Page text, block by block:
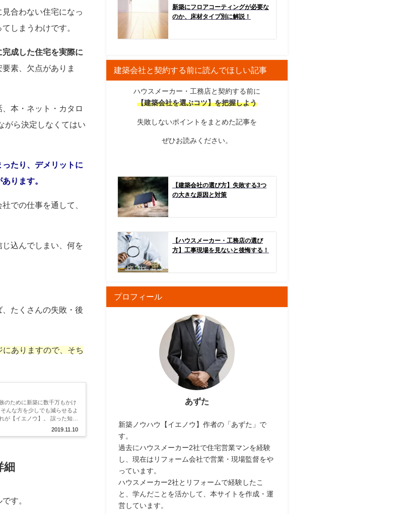
合わない住宅になっ
しまうわけです。
完成した住宅を実際に
素、欠点がありま
本・ネット・カタロ
がら決定しなくてはい
たり、デメリットに
ります。
での仕事を通して、
込んでしまい、何を
たくさんの失敗・後
ありますので、そち
2019.11.10
のために新築に数千万もかけ
んな方を少しでも減らせるよ
が【イエノウ】。 誤った知識
細
す。
新築にフロアコーティングが必要な
のか、床材タイプ別に解説！
建築会社と契約する前に読んでほしい記事
ハウスメーカー・工務店と契約する前に
【建築会社を選ぶコツ】を把握しよう
失敗しないポイントをまとめた記事を
ぜひお読みください。
【建築会社の選び方】失敗する3つ
の大きな原因と対策
【ハウスメーカー・工務店の選び
方】工事現場を見ないと後悔する！
プロフィール
あずた
新築ノウハウ【イエノウ】作者の「あずた」で
す。
過去にハウスメーカー2社で住宅営業マンを経験
し、現在はリフォーム会社で営業・現場監督をや
っています。
ハウスメーカー2社とリフォームで経験したこ
と、学んだことを活かして、本サイトを作成・運
営しています。